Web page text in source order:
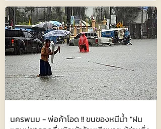
นครพนม - พ่อค้าโอด !! ขนของหนีน้ำ "ฝน